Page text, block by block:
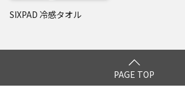
SIXPAD 冷感タオル
PAGE TOP